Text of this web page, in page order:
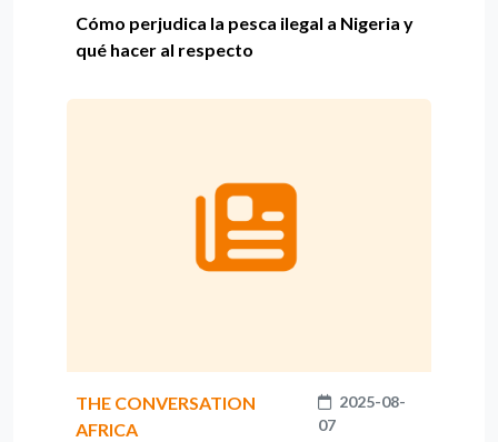
Cómo perjudica la pesca ilegal a Nigeria y
qué hacer al respecto
THE CONVERSATION
AFRICA
2025-08-
07